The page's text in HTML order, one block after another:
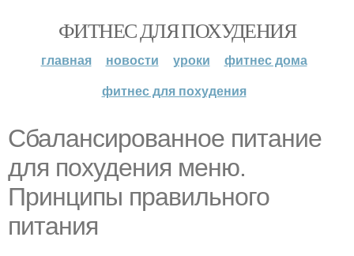
ФИТНЕС ДЛЯ ПОХУДЕНИЯ
главная новости уроки
фитнес дома
фитнес для похудения
Сбалансированное питание
для похудения меню.
Принципы правильного
питания